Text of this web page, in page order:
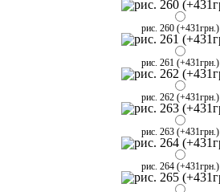
рис. 260 (+431грн.)
рис. 261 (+431грн.)
рис. 262 (+431грн.)
рис. 263 (+431грн.)
рис. 264 (+431грн.)